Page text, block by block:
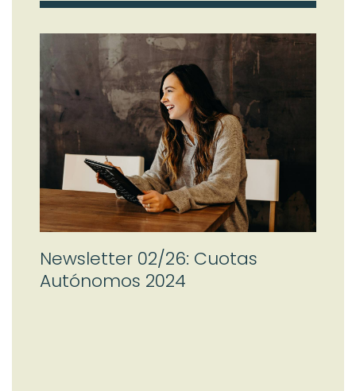
Newsletter 02/26: Cuotas
Autónomos 2024